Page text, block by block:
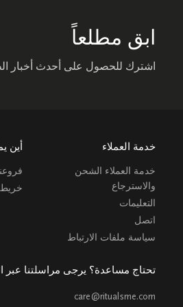
ابق مطلعاً
اشترك للحصول على أحدث أخبار
خدمة العملاء
خدمة العملاء الشحن
والاسترجاع
التعليمات
اتصل
سياسة ملفات الارتباط
أين
تحتاج مساعدة؟ يرجى مراسلتنا عبر
care@ritualsme.com